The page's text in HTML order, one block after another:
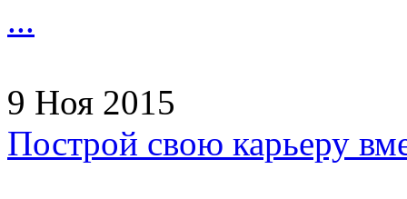
...
9 Ноя 2015
Построй свою карьеру